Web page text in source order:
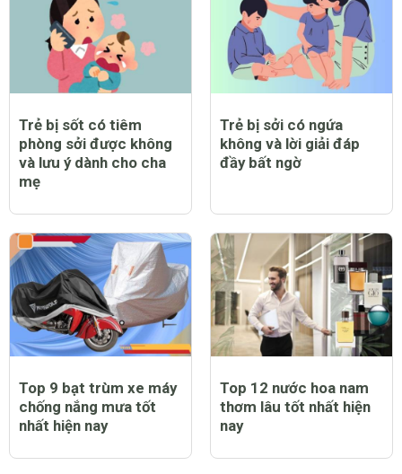
Trẻ bị sốt có tiêm
phòng sởi được không
và lưu ý dành cho cha
mẹ
Trẻ bị sởi có ngứa
không và lời giải đáp
đầy bất ngờ
Top 9 bạt trùm xe máy
chống nắng mưa tốt
nhất hiện nay
Top 12 nước hoa nam
thơm lâu tốt nhất hiện
nay